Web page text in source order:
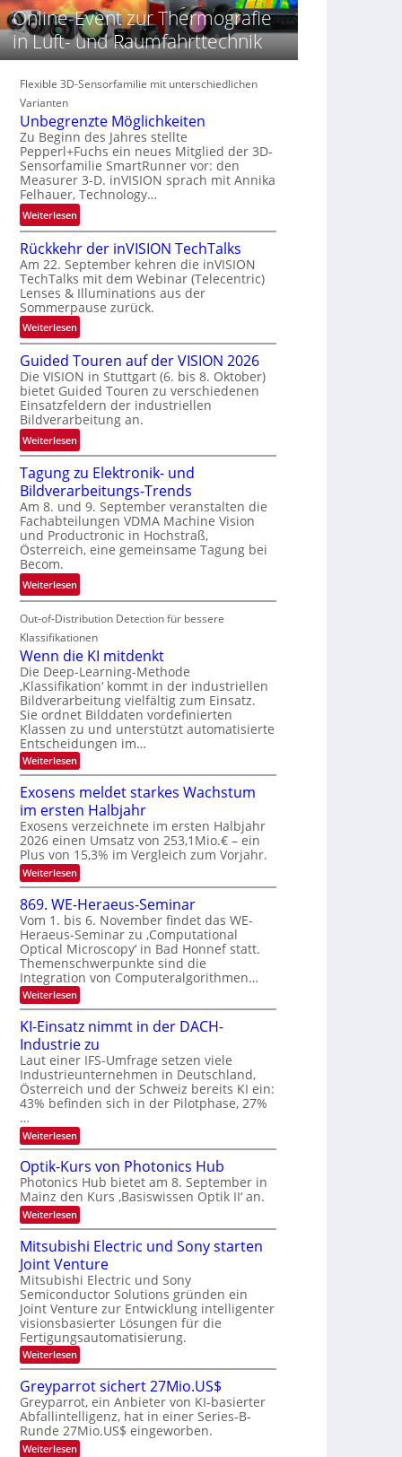
S
e
r
e
s
-
B
-
R
u
n
d
e
R
e
g
o
n
e
c
t
r
N
e
w
s
Online-Event zur Thermografie
in Luft- und Raumfahrttechnik
Flexible 3D-Sensorfamilie mit unterschiedlichen
Varianten
Unbegrenzte Möglichkeiten
Zu Beginn des Jahres stellte
Pepperl+Fuchs ein neues Mitglied der 3D-
Sensorfamilie SmartRunner vor: den
Measurer 3-D. inVISION sprach mit Annika
Felhauer, Technology…
Weiterlesen:
U
n
b
e
g
r
e
z
t
e
M
g
l
i
c
h
k
e
i
t
e
n
Rückkehr der inVISION TechTalks
Am 22. September kehren die inVISION
TechTalks mit dem Webinar (Telecentric)
Lenses & Illuminations aus der
Sommerpause zurück.
Weiterlesen:
R
ü
c
k
k
e
h
d
e
r
i
n
I
S
I
O
N
T
e
c
h
T
a
l
k
Guided Touren auf der VISION 2026
Die VISION in Stuttgart (6. bis 8. Oktober)
bietet Guided Touren zu verschiedenen
Einsatzfeldern der industriellen
Bildverarbeitung an.
Weiterlesen:
G
u
i
d
e
d
T
o
u
e
n
a
u
f
d
e
r
V
I
S
I
O
N
2
0
2
6
Tagung zu Elektronik- und
Bildverarbeitungs-Trends
Am 8. und 9. September veranstalten die
Fachabteilungen VDMA Machine Vision
und Productronic in Hochstraß,
Österreich, eine gemeinsame Tagung bei
Becom.
Weiterlesen:
T
a
g
u
n
g
z
u
E
l
e
k
t
r
o
n
i
k
-
u
n
d
B
i
l
d
v
e
r
a
r
b
e
i
t
u
n
g
s
-
T
r
e
n
d
s
Out-of-Distribution Detection für bessere
Klassifikationen
Wenn die KI mitdenkt
Die Deep-Learning-Methode
‚Klassifikation‘ kommt in der industriellen
Bildverarbeitung vielfältig zum Einsatz.
Sie ordnet Bilddaten vordefinierten
Klassen zu und unterstützt automatisierte
Entscheidungen im…
Weiterlesen:
W
n
n
d
i
e
K
I
m
i
t
d
e
n
k
t
Exosens meldet starkes Wachstum
im ersten Halbjahr
Exosens verzeichnete im ersten Halbjahr
2026 einen Umsatz von 253,1Mio.€ – ein
Plus von 15,3% im Vergleich zum Vorjahr.
Weiterlesen:
E
x
o
s
e
n
s
m
e
l
d
e
t
s
t
a
r
k
e
W
a
h
s
t
u
m
m
e
r
s
t
e
n
H
a
l
b
j
a
h
r
869. WE-Heraeus-Seminar
Vom 1. bis 6. November findet das WE-
Heraeus-Seminar zu ‚Computational
Optical Microscopy‘ in Bad Honnef statt.
Themenschwerpunkte sind die
Integration von Computeralgorithmen…
Weiterlesen:
8
9
.
W
E
-
H
e
a
e
s
-
S
e
m
i
n
a
r
KI-Einsatz nimmt in der DACH-
Industrie zu
Laut einer IFS-Umfrage setzen viele
Industrieunternehmen in Deutschland,
Österreich und der Schweiz bereits KI ein:
43% befinden sich in der Pilotphase, 27%
…
Weiterlesen:
K
-
E
i
n
s
a
t
z
n
i
m
m
t
i
n
d
e
r
D
A
C
H
-
Optik-Kurs von Photonics Hub
Photonics Hub bietet am 8. September in
Mainz den Kurs ‚Basiswissen Optik II‘ an.
Weiterlesen:
O
p
t
i
k
-
K
u
r
s
v
o
P
h
o
t
o
n
Mitsubishi Electric und Sony starten
Joint Venture
Mitsubishi Electric und Sony
Semiconductor Solutions gründen ein
Joint Venture zur Entwicklung intelligenter
visionsbasierter Lösungen für die
Fertigungsautomatisierung.
Weiterlesen:
M
t
s
u
b
i
s
Greyparrot sichert 27Mio.US$
Greyparrot, ein Anbieter von KI-basierter
Abfallintelligenz, hat in einer Series-B-
Runde 27Mio.US$ eingeworben.
Weiterlesen: